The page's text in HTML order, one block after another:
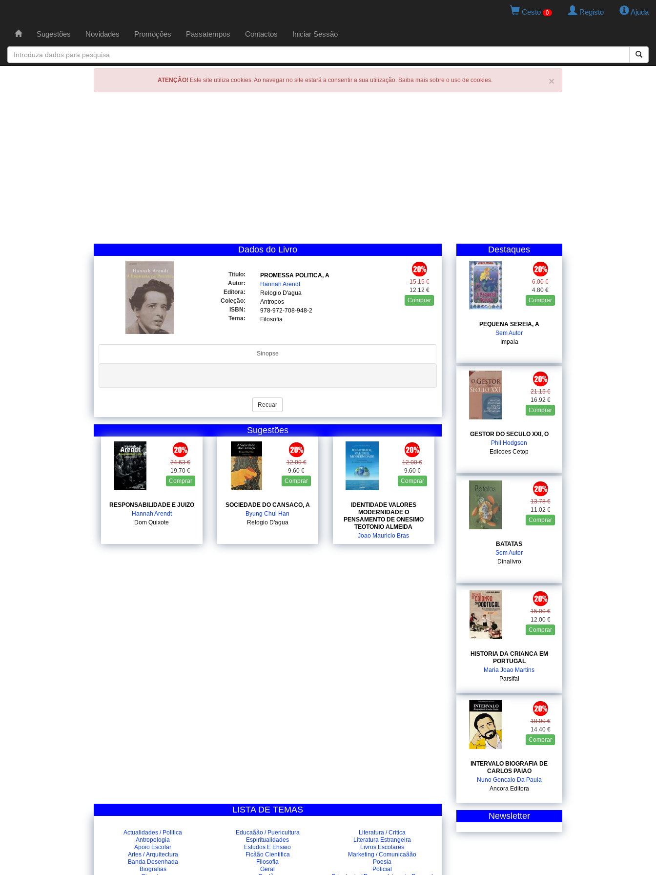
Cesto 0 Registo Ajuda
Sugestões Novidades Promoções Passatempos Contactos Iniciar Sessão
×
ATENÇÃO! Este site utiliza cookies. Ao navegar no site estará a consentir a sua utilização. Saiba mais sobre o uso de cookies.
Dados do Livro
15.15 €
12.12 €
Comprar
Titulo:
PROMESSA POLITICA, A
Autor:
Hannah Arendt
Editora:
Relogio D'agua
Coleção:
Antropos
ISBN:
978-972-708-948-2
Tema:
Filosofia
Sinopse
Recuar
Sugestões
24.63 €
19.70 €
Comprar
RESPONSABILIDADE E JUIZO
Hannah Arendt
Dom Quixote
12.00 €
9.60 €
Comprar
SOCIEDADE DO CANSACO, A
Byung Chul Han
Relogio D'agua
12.00 €
9.60 €
Comprar
IDENTIDADE VALORES
MODERNIDADE O
PENSAMENTO DE ONESIMO
TEOTONIO ALMEIDA
Joao Mauricio Bras
Gradiva
LISTA DE TEMAS
Actualidades / Politica
Antropologia
Apoio Escolar
Artes / Arquitectura
Banda Desenhada
Biografias
Educaãão / Puericultura
Espiritualidades
Estudos E Ensaio
Ficãão Cientifica
Filosofia
Geral
Literatura / Critica
Literatura Estrangeira
Livros Escolares
Marketing / Comunicaãão
Poesia
Policial
Destaques
6.00 €
4.80 €
Comprar
PEQUENA SEREIA, A
Sem Autor
Impala
21.15 €
16.92 €
Comprar
GESTOR DO SECULO XXI, O
Phil Hodgson
Edicoes Cetop
13.78 €
11.02 €
Comprar
BATATAS
Sem Autor
Dinalivro
15.00 €
12.00 €
Comprar
HISTORIA DA CRIANCA EM
PORTUGAL
Maria Joao Martins
Parsifal
18.00 €
14.40 €
Comprar
INTERVALO BIOGRAFIA DE
CARLOS PAIAO
Nuno Goncalo Da Paula
Ancora Editora
Newsletter